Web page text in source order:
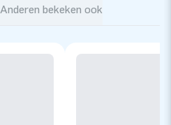
Anderen bekeken ook